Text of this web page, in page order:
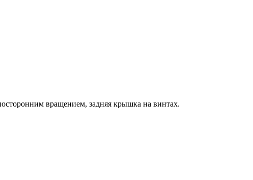
вращением, задняя крышка на винтах.